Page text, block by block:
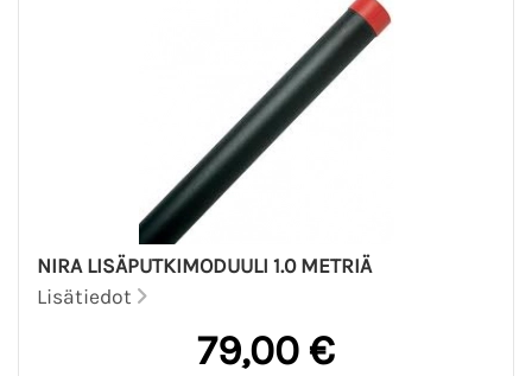
NIRA LISÄPUTKIMODUULI 1.0 METRIÄ
Lisätiedot
79,00 €